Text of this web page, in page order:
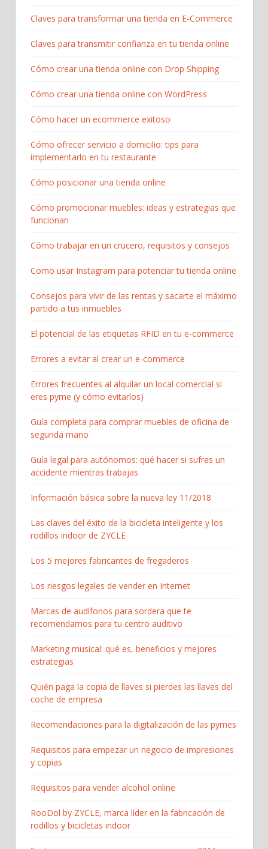
Claves para transformar una tienda en E-Commerce
Claves para transmitir confianza en tu tienda online
Cómo crear una tienda online con Drop Shipping
Cómo crear una tienda online con WordPress
Cómo hacer un ecommerce exitoso
Cómo ofrecer servicio a domicilio: tips para
implementarlo en tu restaurante
Cómo posicionar una tienda online
Cómo promocionar muebles: ideas y estrategias que
funcionan
Cómo trabajar en un crucero, requisitos y consejos
Como usar Instagram para potenciar tu tienda online
Consejos para vivir de las rentas y sacarte el máximo
partido a tus inmuebles
El potencial de las etiquetas RFID en tu e-commerce
Errores a evitar al crear un e-commerce
Errores frecuentes al alquilar un local comercial si
eres pyme (y cómo evitarlos)
Guía completa para comprar muebles de oficina de
segunda mano
Guía legal para autónomos: qué hacer si sufres un
accidente mientras trabajas
Información básica sobre la nueva ley 11/2018
Las claves del éxito de la bicicleta inteligente y los
rodillos indoor de ZYCLE
Los 5 mejores fabricantes de fregaderos
Los riesgos legales de vender en Internet
Marcas de audífonos para sordera que te
recomendamos para tu centro auditivo
Marketing musical: qué es, beneficios y mejores
estrategias
Quién paga la copia de llaves si pierdes las llaves del
coche de empresa
Recomendaciones para la digitalización de las pymes
Requisitos para empezar un negocio de impresiones
y copias
Requisitos para vender alcohol online
RooDol by ZYCLE, marca líder en la fabricación de
rodillos y bicicletas indoor